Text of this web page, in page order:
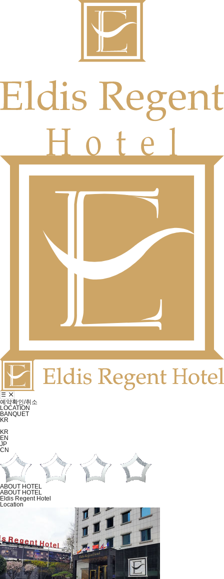
예약확인/취소
LOCATION
BANQUET
KR
KR
EN
JP
CN
ABOUT HOTEL
ABOUT HOTEL
Eldis Regent Hotel
Location